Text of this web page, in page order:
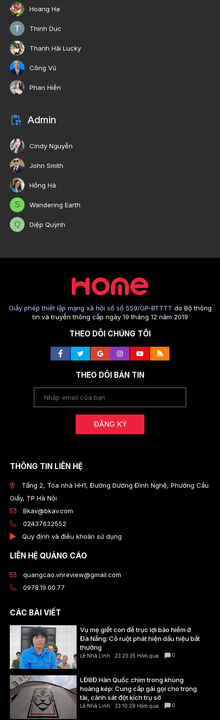
Hoang Ha
Thinh Duc
Thanh Hải Lucky
Công Vũ
Phan Hiền
Admin
Cindy Nguyễn
John Smith
Hồng Hà
S Wandering Earth
Q Diệp Quỳnh
Giấy phép thiết lập mạng xã hội số số 559/GP-BTTTT do Bộ thông
tin và truyền thông cấp ngày 19 tháng 12 năm 2019
THEO DÕI CHÚNG TÔI
THEO DÕI BẢN TIN
ĐĂNG KÝ
THÔNG TIN LIÊN HỆ
Tầng 2, Tòa nhà HH1, Đường Dương Đình Nghệ, Phường Cầu
Giấy, TP Hà Nội
Bkav@bkav.com
02437632552
Quy định và điều khoản sử dụng
LIÊN HỆ QUẢNG CÁO
quangcao.vnreview@gmail.com
0978.19.00.77
CÁC BÀI VIẾT
Vụ mẹ giết con để trục lợi bảo hiểm ở
Đà Nẵng: Cô ruột phát hiện dấu hiệu bất
thường
Lê Nhã Linh 23:23:35 Hôm qua 0
LĐBĐ Hàn Quốc chìm trong khủng
hoảng kép: Cung cấp gái gọi cho trọng
tài, cảnh sát đột kích trụ sở
Lê Nhã Linh 23:10:28 Hôm qua 0